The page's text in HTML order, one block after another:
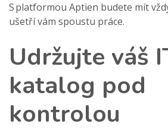
S platformou Aptien budete mít
ušetří vám spoustu práce.
Udržujte váš
katalog pod
kontrolou